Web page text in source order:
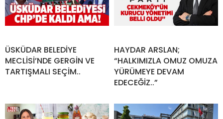
ÜSKÜDAR BELEDİYE
MECLİSİ’NDE GERGİN VE
TARTIŞMALI SEÇİM..
HAYDAR ARSLAN;
“HALKIMIZLA OMUZ OMUZA
YÜRÜMEYE DEVAM
EDECEĞİZ..”